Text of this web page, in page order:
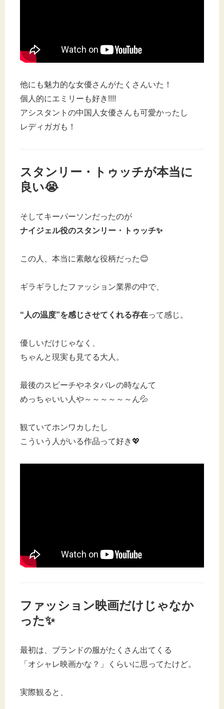
他にも魅力的な女優さんがたくさんいた！
個人的にエミリーも好き!!!!
アシスタントの中国人女優さんも可愛かったし
レディガガも！
スタンリー・トゥッチが本当に
良い😭
そしてキーパーソンだったのが
ナイジェル役のスタンリー・トゥッチ✨
この人、本当に素敵な役柄だった😊
ギラギラしたファッション業界の中で、
“人の温度”を感じさせてくれる存在って感じ。
優しいだけじゃなく、
ちゃんと現実も見てる大人。
最後のスピーチやネタバレの時なんて
めっちゃいい人や～～～～～～ん💦
観ていてホンワカしたし
こういう人がいる作品って好き💖
ファッション映画だけじゃなか
った✨
最初は、ブランドの服がたくさん出てくる
「オシャレ映画かな？」くらいに思ってたけど。
実際観ると、